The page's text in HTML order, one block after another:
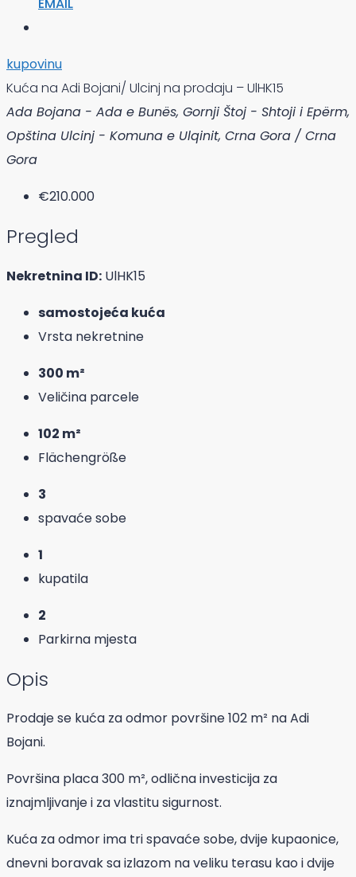
kupovinu
Kuća na Adi Bojani/ Ulcinj na prodaju – UlHK15
Ada Bojana - Ada e Bunës, Gornji Štoj - Shtoji i Epërm,
Opština Ulcinj - Komuna e Ulqinit, Crna Gora / Crna
Gora
€210.000
Pregled
Nekretnina ID: UlHK15
samostojeća kuća
Vrsta nekretnine
300 m²
Veličina parcele
102 m²
Flächengröße
3
spavaće sobe
1
kupatila
2
Parkirna mjesta
Opis
Prodaje se kuća za odmor površine 102 m² na Adi
Bojani.
Površina placa 300 m², odlična investicija za
iznajmljivanje i za vlastitu sigurnost.
Kuća za odmor ima tri spavaće sobe, dvije kupaonice,
dnevni boravak sa izlazom na veliku terasu kao i dvije